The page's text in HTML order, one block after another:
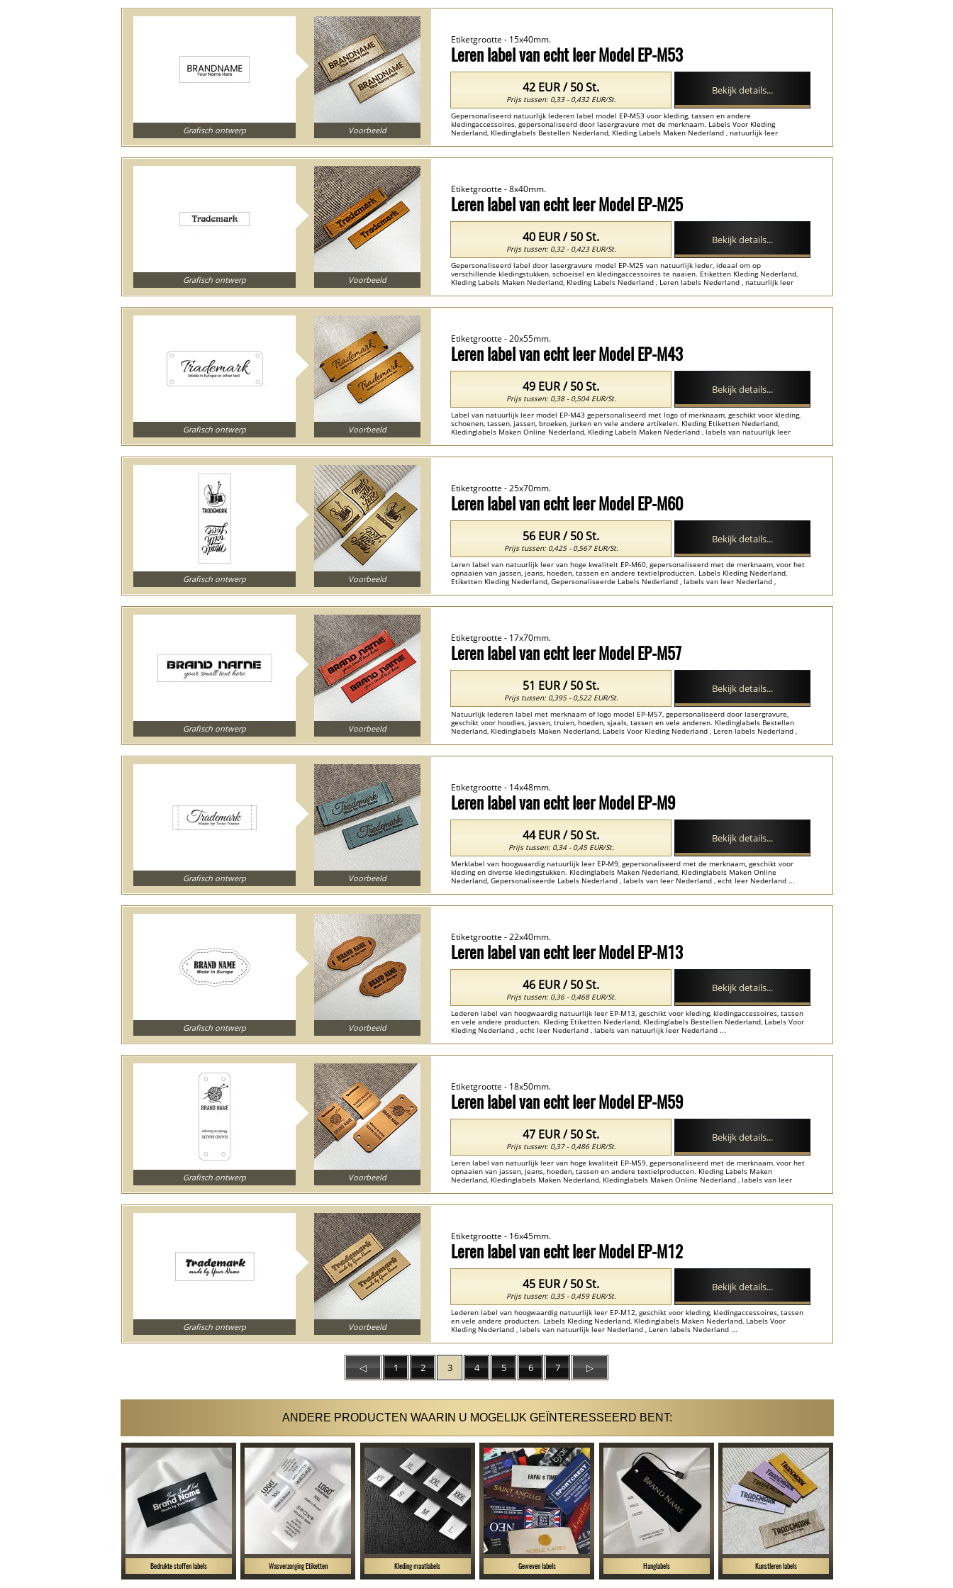
Leren label van echt leer Model EP-M53
Etiketgrootte - 15x40mm.
Gepersonaliseerd natuurlijk lederen label model EP-M53 voor kleding, tassen en andere
kledingaccessoires, gepersonaliseerd door lasergravure met de merknaam. Labels Voor Kleding
Nederland, Kledinglabels Bestellen Nederland, Kleding Labels Maken Nederland , natuurlijk leer
42 EUR / 50 St.
Prijs tussen: 0,33 - 0,432 EUR/St.
Bekijk details...
Grafisch ontwerp Voorbeeld
Leren label van echt leer Model EP-M25
Etiketgrootte - 8x40mm.
Gepersonaliseerd label door lasergravure model EP-M25 van natuurlijk leder, ideaal om op
verschillende kledingstukken, schoeisel en kledingaccessoires te naaien. Etiketten Kleding Nederland,
Kleding Labels Maken Nederland, Kleding Labels Nederland , Leren labels Nederland , natuurlijk leer
40 EUR / 50 St.
Prijs tussen: 0,32 - 0,423 EUR/St.
Bekijk details...
Grafisch ontwerp Voorbeeld
Leren label van echt leer Model EP-M43
Etiketgrootte - 20x55mm.
Label van natuurlijk leer model EP-M43 gepersonaliseerd met logo of merknaam, geschikt voor kleding,
schoenen, tassen, jassen, broeken, jurken en vele andere artikelen. Kleding Etiketten Nederland,
Kledinglabels Maken Online Nederland, Kleding Labels Maken Nederland , labels van natuurlijk leer
49 EUR / 50 St.
Prijs tussen: 0,38 - 0,504 EUR/St.
Bekijk details...
Grafisch ontwerp Voorbeeld
Leren label van echt leer Model EP-M60
Etiketgrootte - 25x70mm.
Leren label van natuurlijk leer van hoge kwaliteit EP-M60, gepersonaliseerd met de merknaam, voor het
opnaaien van jassen, jeans, hoeden, tassen en andere textielproducten. Labels Kleding Nederland,
Etiketten Kleding Nederland, Gepersonaliseerde Labels Nederland , labels van leer Nederland ,
56 EUR / 50 St.
Prijs tussen: 0,425 - 0,567 EUR/St.
Bekijk details...
Grafisch ontwerp Voorbeeld
Leren label van echt leer Model EP-M57
Etiketgrootte - 17x70mm.
Natuurlijk lederen label met merknaam of logo model EP-M57, gepersonaliseerd door lasergravure,
geschikt voor hoodies, jassen, truien, hoeden, sjaals, tassen en vele anderen. Kledinglabels Bestellen
Nederland, Kledinglabels Maken Nederland, Labels Voor Kleding Nederland , Leren labels Nederland ,
51 EUR / 50 St.
Prijs tussen: 0,395 - 0,522 EUR/St.
Bekijk details...
Grafisch ontwerp Voorbeeld
Leren label van echt leer Model EP-M9
Etiketgrootte - 14x48mm.
Merklabel van hoogwaardig natuurlijk leer EP-M9, gepersonaliseerd met de merknaam, geschikt voor
kleding en diverse kledingstukken. Kledinglabels Maken Nederland, Kledinglabels Maken Online
Nederland, Gepersonaliseerde Labels Nederland , labels van leer Nederland , echt leer Nederland ...
44 EUR / 50 St.
Prijs tussen: 0,34 - 0,45 EUR/St.
Bekijk details...
Grafisch ontwerp Voorbeeld
Leren label van echt leer Model EP-M13
Etiketgrootte - 22x40mm.
Lederen label van hoogwaardig natuurlijk leer EP-M13, geschikt voor kleding, kledingaccessoires, tassen
en vele andere producten. Kleding Etiketten Nederland, Kledinglabels Bestellen Nederland, Labels Voor
Kleding Nederland , echt leer Nederland , labels van natuurlijk leer Nederland ...
46 EUR / 50 St.
Prijs tussen: 0,36 - 0,468 EUR/St.
Bekijk details...
Grafisch ontwerp Voorbeeld
Leren label van echt leer Model EP-M59
Etiketgrootte - 18x50mm.
Leren label van natuurlijk leer van hoge kwaliteit EP-M59, gepersonaliseerd met de merknaam, voor het
opnaaien van jassen, jeans, hoeden, tassen en andere textielproducten. Kleding Labels Maken
Nederland, Kledinglabels Maken Nederland, Kledinglabels Maken Online Nederland , labels van leer
47 EUR / 50 St.
Prijs tussen: 0,37 - 0,486 EUR/St.
Bekijk details...
Grafisch ontwerp Voorbeeld
Leren label van echt leer Model EP-M12
Etiketgrootte - 16x45mm.
Lederen label van hoogwaardig natuurlijk leer EP-M12, geschikt voor kleding, kledingaccessoires, tassen
en vele andere producten. Labels Kleding Nederland, Kledinglabels Maken Nederland, Labels Voor
Kleding Nederland , labels van natuurlijk leer Nederland , Leren labels Nederland ...
45 EUR / 50 St.
Prijs tussen: 0,35 - 0,459 EUR/St.
Bekijk details...
Grafisch ontwerp Voorbeeld
◁ 1 2 3 4 5 6 7 ▷
ANDERE PRODUCTEN WAARIN U MOGELIJK GEÏNTERESSEERD BENT:
Bedrukte stoffen labels Wasverzorging Etiketten Kleding maatlabels Geweven labels Hanglabels Kunstleren labels